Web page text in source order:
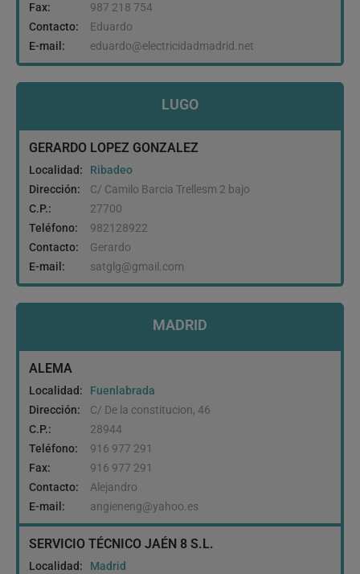
Fax:
987 218 754
Contacto:
Eduardo
E-mail:
eduardo@electricidadmadrid.net
LUGO
GERARDO LOPEZ GONZALEZ
Localidad:
Ribadeo
Dirección:
C/ Camilo Barcia Trellesm 2 bajo
C.P.:
27700
Teléfono:
982128922
Contacto:
Gerardo
E-mail:
satglg@gmail.com
MADRID
ALEMA
Localidad:
Fuenlabrada
Dirección:
C/ De la constitucion, 46
C.P.:
28944
Teléfono:
916 977 291
Fax:
916 977 291
Contacto:
Alejandro
E-mail:
angieneng@yahoo.es
SERVICIO TÉCNICO JAÉN 8 S.L.
Localidad:
Madrid